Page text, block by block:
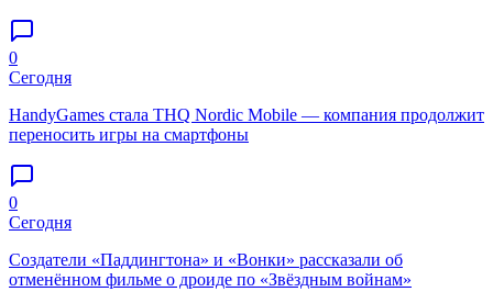
0
Сегодня
HandyGames стала THQ Nordic Mobile — компания продолжит
переносить игры на смартфоны
0
Сегодня
Создатели «Паддингтона» и «Вонки» рассказали об
отменённом фильме о дроиде по «Звёздным войнам»